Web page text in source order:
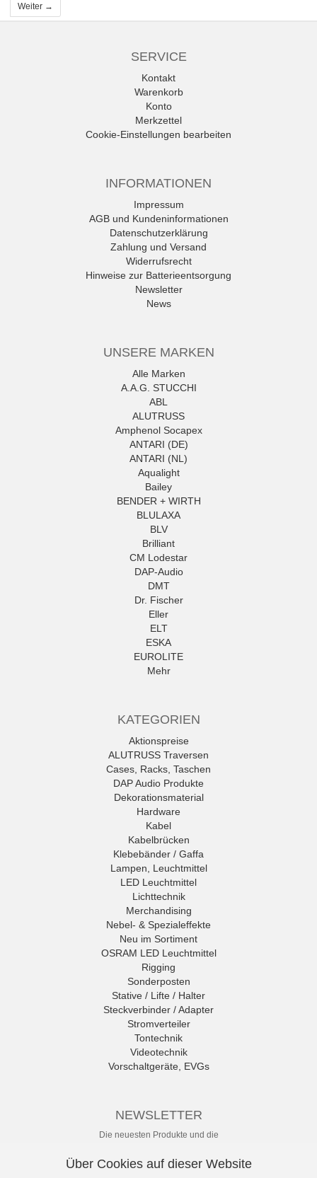
Weiter →
SERVICE
Kontakt
Warenkorb
Konto
Merkzettel
Cookie-Einstellungen bearbeiten
INFORMATIONEN
Impressum
AGB und Kundeninformationen
Datenschutzerklärung
Zahlung und Versand
Widerrufsrecht
Hinweise zur Batterieentsorgung
Newsletter
News
UNSERE MARKEN
Alle Marken
A.A.G. STUCCHI
ABL
ALUTRUSS
Amphenol Socapex
ANTARI (DE)
ANTARI (NL)
Aqualight
Bailey
BENDER + WIRTH
BLULAXA
BLV
Brilliant
CM Lodestar
DAP-Audio
DMT
Dr. Fischer
Eller
ELT
ESKA
EUROLITE
Mehr
KATEGORIEN
Aktionspreise
ALUTRUSS Traversen
Cases, Racks, Taschen
DAP Audio Produkte
Dekorationsmaterial
Hardware
Kabel
Kabelbrücken
Klebebänder / Gaffa
Lampen, Leuchtmittel
LED Leuchtmittel
Lichttechnik
Merchandising
Nebel- & Spezialeffekte
Neu im Sortiment
OSRAM LED Leuchtmittel
Rigging
Sonderposten
Stative / Lifte / Halter
Steckverbinder / Adapter
Stromverteiler
Tontechnik
Videotechnik
Vorschaltgeräte, EVGs
NEWSLETTER
Die neuesten Produkte und die
Ihr nichts mehr verpasst.
Über Cookies auf dieser Website